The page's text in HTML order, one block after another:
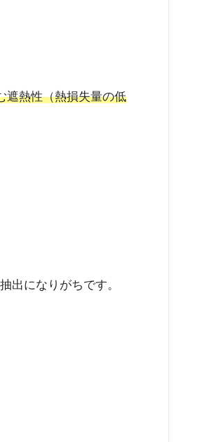
遮熱性（熱損失量の低
出になりがちです。